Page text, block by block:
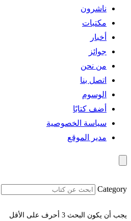
ناشرون
مكتبات
أخبار
جوائز
من نحن
اتصل بنا
الوسوم
أضف كتابًا
سياسة الخصوصية
مدير الموقع
Category
يجب أن يكون البحث 3 أحرف على الأقل